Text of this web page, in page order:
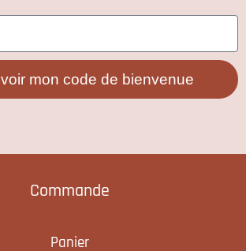
mon code de bienvenue
Commande
Panier